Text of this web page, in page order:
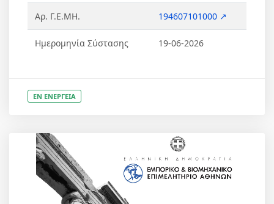
Αρ. Γ.Ε.ΜΗ. 194607101000 ↗
Ημερομηνία Σύστασης 19-06-2026
ΕΝ ΕΝΕΡΓΕΙΑ